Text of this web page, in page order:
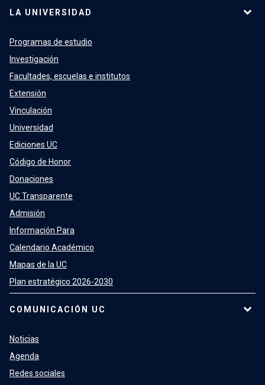
LA UNIVERSIDAD
Programas de estudio
Investigación
Facultades, escuelas e institutos
Extensión
Vinculación
Universidad
Ediciones UC
Código de Honor
Donaciones
UC Transparente
Admisión
Información Para
Calendario Académico
Mapas de la UC
Plan estratégico 2026-2030
COMUNICACIÓN UC
Noticias
Agenda
Redes sociales